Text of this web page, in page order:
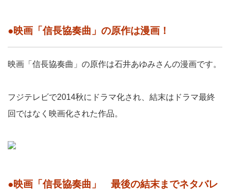
●映画「信長協奏曲」の原作は漫画！
映画「信長協奏曲」の原作は石井あゆみさんの漫画です。
フジテレビで2014秋にドラマ化され、結末はドラマ最終
回ではなく映画化された作品。
●映画「信長協奏曲」 最後の結末までネタバレ